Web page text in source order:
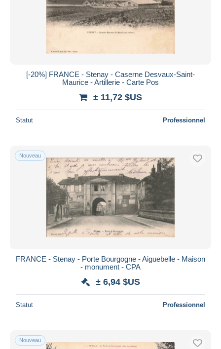
[-20%] FRANCE - Stenay - Caserne Desvaux-Saint-
Maurice - Artillerie - Carte Pos
± 11,72 $US
Statut Professionnel
Nouveau
FRANCE - Stenay - Porte Bourgogne - Aiguebelle - Maison
- monument - CPA
± 6,94 $US
Statut Professionnel
Nouveau